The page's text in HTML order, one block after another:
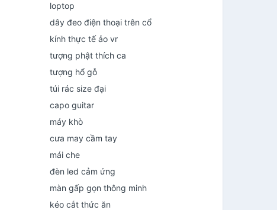
loptop
dây đeo điện thoại trên cổ
kính thực tế ảo vr
tượng phật thích ca
tượng hổ gỗ
túi rác size đại
capo guitar
máy khò
cưa may cầm tay
mái che
đèn led cảm ứng
màn gấp gọn thông minh
kéo cắt thức ăn